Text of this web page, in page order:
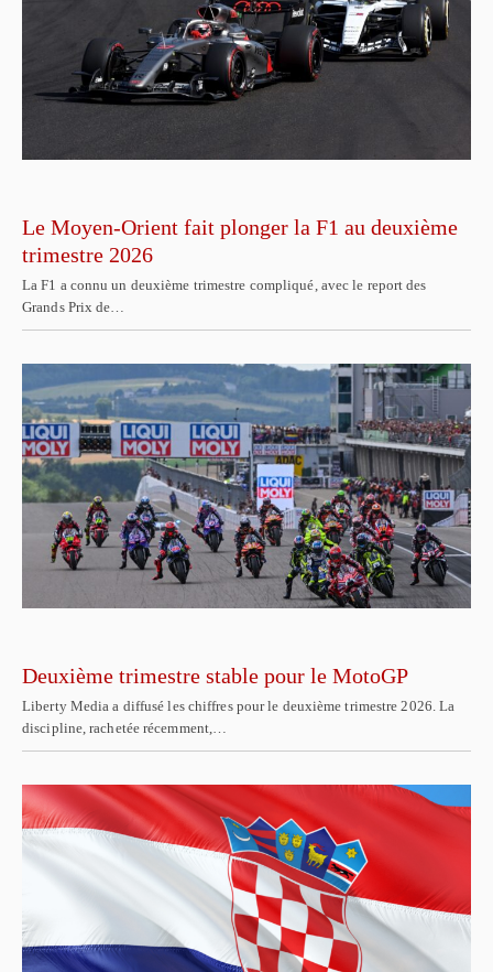
Le Moyen-Orient fait plonger la F1 au deuxième
trimestre 2026
La F1 a connu un deuxième trimestre compliqué, avec le report des
Grands Prix de…
Deuxième trimestre stable pour le MotoGP
Liberty Media a diffusé les chiffres pour le deuxième trimestre 2026. La
discipline, rachetée récemment,…